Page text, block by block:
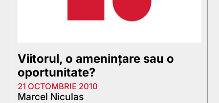
Viitorul, o ameninţare sau o
oportunitate?
21 OCTOMBRIE 2010
Marcel Niculas